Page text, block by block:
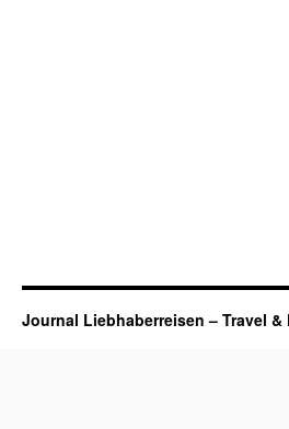
Journal Liebhaberreisen – Travel &